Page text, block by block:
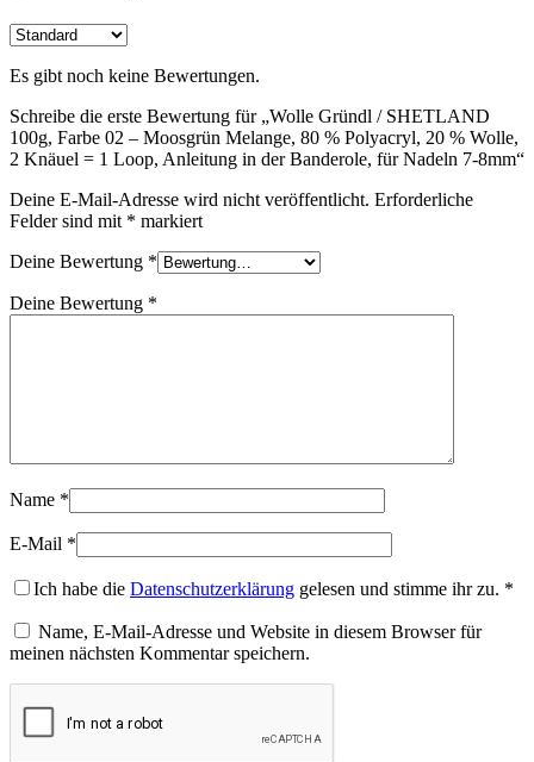
Es gibt noch keine Bewertungen.
Schreibe die erste Bewertung für „Wolle Gründl / SHETLAND
100g, Farbe 02 – Moosgrün Melange, 80 % Polyacryl, 20 % Wolle,
2 Knäuel = 1 Loop, Anleitung in der Banderole, für Nadeln 7-8mm“
Deine E-Mail-Adresse wird nicht veröffentlicht. Erforderliche
Felder sind mit * markiert
Deine Bewertung *
Deine Bewertung *
Name *
E-Mail *
Ich habe die Datenschutzerklärung gelesen und stimme ihr zu. *
Name, E-Mail-Adresse und Website in diesem Browser für
meinen nächsten Kommentar speichern.